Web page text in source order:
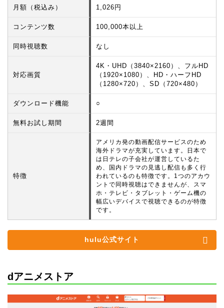
月額（税込み） 1,026円
コンテンツ数 100,000本以上
同時視聴数 なし
対応画質
4K・UHD（3840×2160）、フルHD
（1920×1080）、HD・ハーフHD
（1280×720）、SD（720×480）
ダウンロード機能 ○
無料お試し期間 2週間
特徴
アメリカ発の動画配信サービスのため
海外ドラマが充実しています。日本で
は日テレの子会社が運営しているた
め、国内ドラマの見逃し配信も多く行
われているのも特徴です。1つのアカウ
ントで同時視聴はできませんが、スマ
ホ・テレビ・タブレット・ゲーム機の
幅広いデバイスで視聴できるのが特徴
です。
hulu公式サイト
dアニメストア